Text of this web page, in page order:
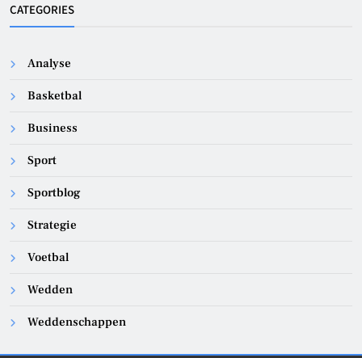
CATEGORIES
Analyse
Basketbal
Business
Sport
Sportblog
Strategie
Voetbal
Wedden
Weddenschappen